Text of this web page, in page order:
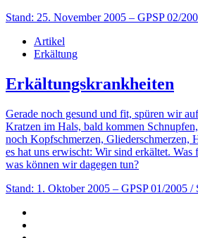
Stand: 25. November 2005 – GPSP 02/
Artikel
Erkältung
Erkältungskrankheiten
Gerade noch gesund und fit, spüren wir
Kratzen im Hals, bald kommen
noch Kopfschmerzen, Gliederschmerzen,
es hat uns erwischt: Wir sind erkältet.
was können wir dagegen tun?
Stand: 1. Oktober 2005 – GPSP 01/2005 /